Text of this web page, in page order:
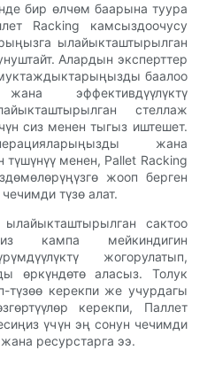
бир өлчөм баарына туура
Racking камсыздоочусу
ылайыкташтырылган
Алардын эксперттер
баалоо
эффективдүүлүктү
стеллаж
сиз менен тыгыз иштешет.
жана
түшүнүү менен, Pallet Racking
жооп берген
түзө алат.
сактоо
кампа мейкиндигин
жогорулатып,
өркүндөтө аласыз. Толук
түзөө керекпи же учурдагы
керекпи, Паллет
үчүн эң сонун чечимди
ресурстарга ээ.